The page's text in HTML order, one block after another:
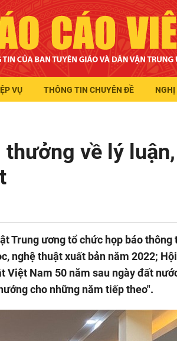
VỤ THÔNG TIN CHUYÊN ĐỀ NGHỊ
về lý luận,
Trung ương tổ chức họp báo thông
nghệ thuật xuất bản năm 2022;
Việt Nam 50 năm sau ngày đất
cho những năm tiếp theo".